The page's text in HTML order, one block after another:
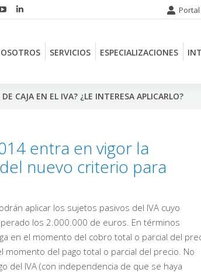
YouTube
opens
window
Linkedin
opens
window
SERVICIOS ESPECIALIZACIONES
CAJA EN EL IVA? ¿LE INTERESA APLICARLO?
entra en vigor la
nuevo criterio para
aplicar los sujetos pasivos del IVA cuyo
los 2.000.000 de euros. En términos
en el momento del cobro total o parcial del
del pago total o parcial del precio. No
del IVA (con independencia de que se haya